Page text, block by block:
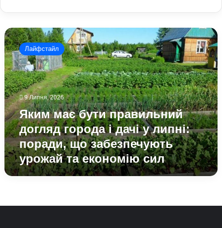
Яким
має
бути
правильний
догляд
города
і
дачі
у
липні:
поради,
що
забезпечують
урожай
та
Лайфстайл
9 Липня, 2026
Яким має бути правильний
догляд города і дачі у липні:
поради, що забезпечують
урожай та економію сил